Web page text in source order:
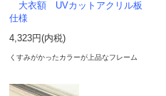
大衣額 UVカットアクリル板
仕様
4,323円(内税)
くすみがかったカラーが上品なフレーム